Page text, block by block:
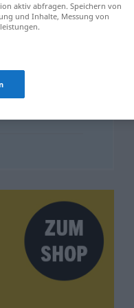
aktiv abfragen. Speichern von
und Inhalte, Messung von